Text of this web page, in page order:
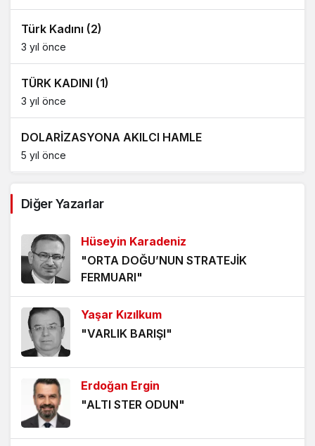
Türk Kadını (2)
3 yıl önce
TÜRK KADINI (1)
3 yıl önce
DOLARİZASYONA AKILCI HAMLE
5 yıl önce
5 yıl önce
ÖLÜMÜ BEKLEMEK
5 yıl önce
HANGİ KAMERAYA BAKALIM?
5 yıl önce
VİZYONER KASTAMONULULAR NEREDESİNİZ?
5 yıl önce
KHK MAĞDURLARI İÇİN IŞIK GÖRÜNDÜ!
5 yıl önce
Diğer Yazarlar
Hüseyin Karadeniz
"ORTA DOĞU’NUN STRATEJİK
FERMUARI"
Yaşar Kızılkum
"VARLIK BARIŞI"
Erdoğan Ergin
"ALTI STER ODUN"